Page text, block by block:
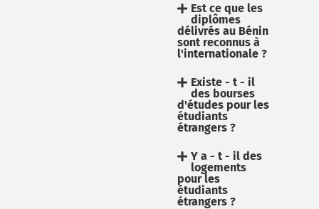
Est ce que les
diplômes
délivrés au Bénin
sont reconnus à
l'internationale ?
Existe - t - il
des bourses
d'études pour les
étudiants
étrangers ?
Y a - t - il des
logements
pour les
étudiants
étrangers ?